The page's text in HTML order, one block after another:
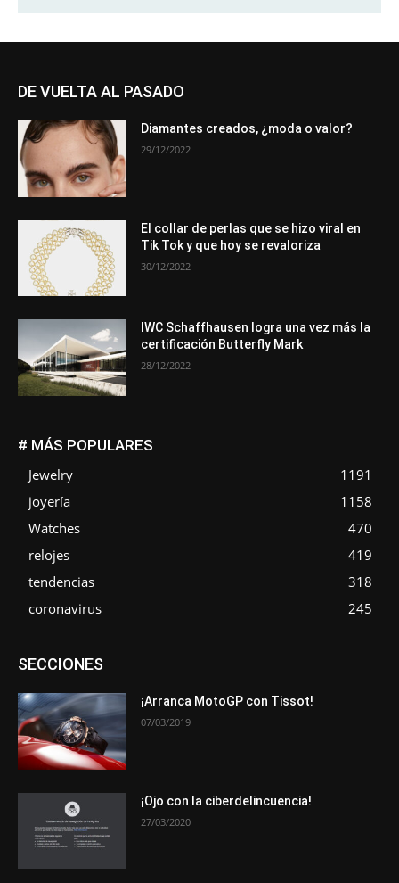
DE VUELTA AL PASADO
Diamantes creados, ¿moda o valor?
29/12/2022
El collar de perlas que se hizo viral en
Tik Tok y que hoy se revaloriza
30/12/2022
IWC Schaffhausen logra una vez más la
certificación Butterfly Mark
28/12/2022
# MÁS POPULARES
Jewelry
1191
joyería
1158
Watches
470
relojes
419
tendencias
318
coronavirus
245
SECCIONESAsociaciones
Novedades
Opiniones Premios Secciones
¡Arranca MotoGP con Tissot!
07/03/2019
¡Ojo con la ciberdelincuencia!
27/03/2020